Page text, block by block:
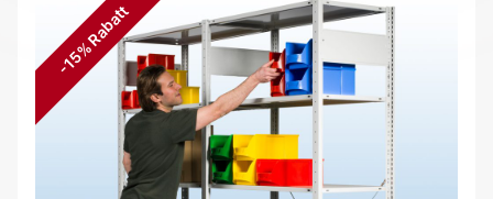
-15% Rabatt